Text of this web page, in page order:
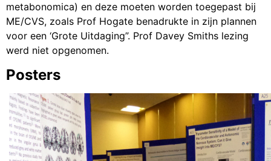
metabonomica) en deze moeten worden toegepast bij
ME/CVS, zoals Prof Hogate benadrukte in zijn plannen
voor een ‘Grote Uitdaging”. Prof Davey Smiths lezing
werd niet opgenomen.
Posters